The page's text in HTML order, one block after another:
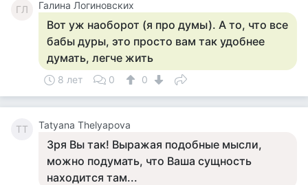
ГЛ Галина Логиновских
Вот уж наоборот (я про думы). А то, что все
бабы дуры, это просто вам так удобнее
думать, легче жить
8 лет 0 0
TT Tatyana Thelyapova
Зря Вы так! Выражая подобные мысли,
можно подумать, что Ваша сущность
находится там...